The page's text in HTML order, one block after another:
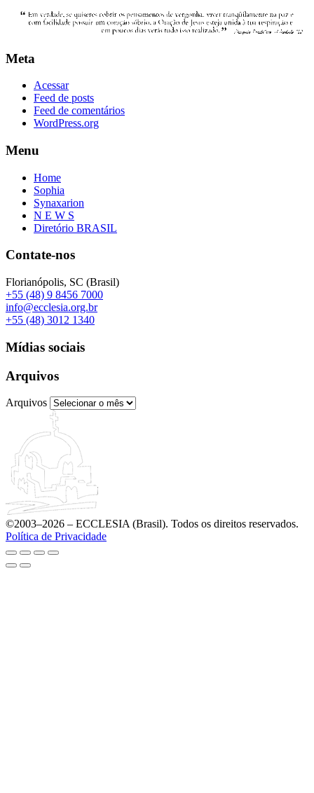
Meta
Acessar
Feed de posts
Feed de comentários
WordPress.org
Menu
Home
Sophia
Synaxarion
N E W S
Diretório BRASIL
Contate-nos
Florianópolis, SC (Brasil)
+55 (48) 9 8456 7000
info@ecclesia.org.br
+55 (48) 3012 1340
Mídias sociais
Arquivos
Arquivos
©2003–2026 – ECCLESIA (Brasil). Todos os direitos reservados.
Política de Privacidade